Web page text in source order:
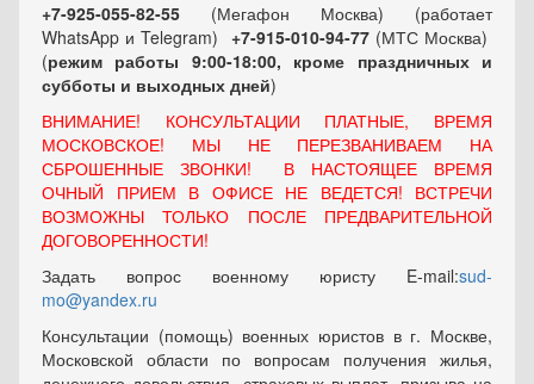
+7-925-055-82-55 (Мегафон Москва) (работает
WhatsApp и Telegram) +7-915-010-94-77 (МТС Москва)
(режим работы 9:00-18:00, кроме праздничных и
субботы и выходных дней)
ВНИМАНИЕ! КОНСУЛЬТАЦИИ ПЛАТНЫЕ, ВРЕМЯ
МОСКОВСКОЕ! МЫ НЕ ПЕРЕЗВАНИВАЕМ НА
СБРОШЕННЫЕ ЗВОНКИ! В НАСТОЯЩЕЕ ВРЕМЯ
ОЧНЫЙ ПРИЕМ В ОФИСЕ НЕ ВЕДЕТСЯ! ВСТРЕЧИ
ВОЗМОЖНЫ ТОЛЬКО ПОСЛЕ ПРЕДВАРИТЕЛЬНОЙ
ДОГОВОРЕННОСТИ!
Задать вопрос военному юристу E-mail:sud-
mo@yandex.ru
Консультации (помощь) военных юристов в г. Москве,
Московской области по вопросам получения жилья,